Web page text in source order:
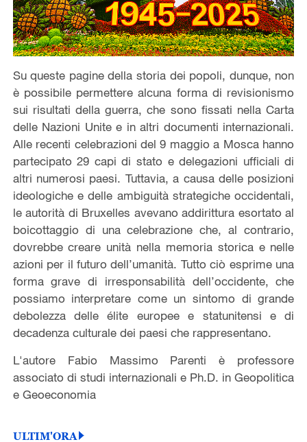
Su queste pagine della storia dei popoli, dunque, non
è possibile permettere alcuna forma di revisionismo
sui risultati della guerra, che sono fissati nella Carta
delle Nazioni Unite e in altri documenti internazionali.
Alle recenti celebrazioni del 9 maggio a Mosca hanno
partecipato 29 capi di stato e delegazioni ufficiali di
altri numerosi paesi. Tuttavia, a causa delle posizioni
ideologiche e delle ambiguità strategiche occidentali,
le autorità di Bruxelles avevano addirittura esortato al
boicottaggio di una celebrazione che, al contrario,
dovrebbe creare unità nella memoria storica e nelle
azioni per il futuro dell’umanità. Tutto ciò esprime una
forma grave di irresponsabilità dell’occidente, che
possiamo interpretare come un sintomo di grande
debolezza delle élite europee e statunitensi e di
decadenza culturale dei paesi che rappresentano.
L'autore Fabio Massimo Parenti è professore
associato di studi internazionali e Ph.D. in Geopolitica
e Geoeconomia
ULTIM'ORA